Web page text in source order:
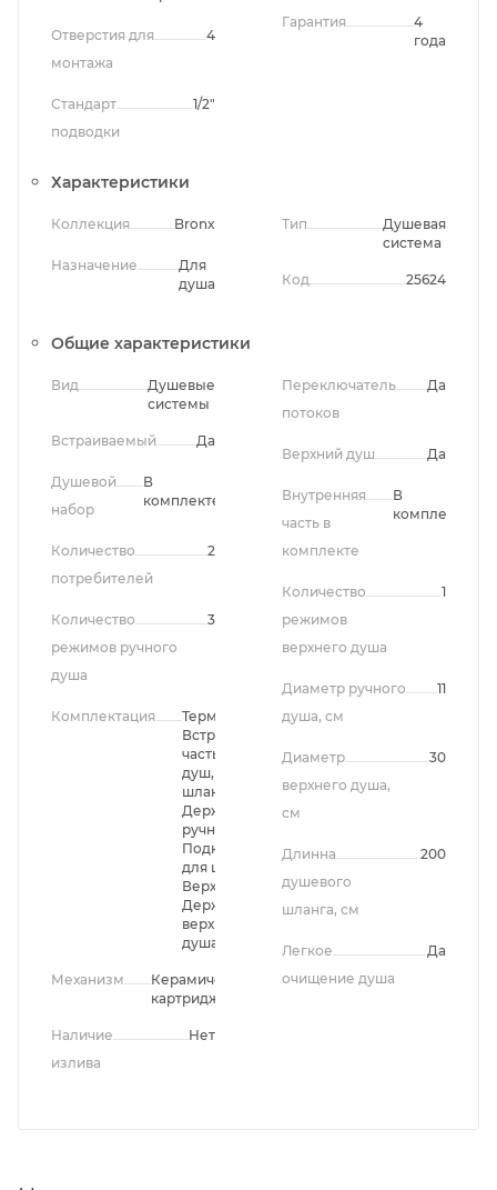
Отверстия для
монтажа
4
Стандарт
подводки
1/2"
Гарантия
4
года
Характеристики
Коллекция Bronx
Назначение
Для
душа
Тип
Душевая
система
Код 25624
Общие характеристики
Вид
Душевые
системы
Встраиваемый Да
Душевой
набор
В
комплекте
Количество
потребителей
2
Количество
режимов ручного
душа
3
Комплектация
Термостат,
Встроенная
часть, Ручной
душ, Душевой
шланг,
Держатель
ручного душа,
Подключение
для шланга,
Верхний душ,
Держатель
верхнего
душа
Механизм
Керамический
картридж
Наличие
излива
Нет
Переключатель
потоков
Да
Верхний душ Да
Внутренняя
часть в
комплекте
В
комплекте
Количество
режимов
верхнего душа
1
Диаметр ручного
душа, см
11
Диаметр
верхнего душа,
см
30
Длинна
душевого
шланга, см
200
Легкое
очищение душа
Да